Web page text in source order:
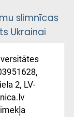
slimnīcas
Ukrainai
Східної
співпраця з
2, LV-